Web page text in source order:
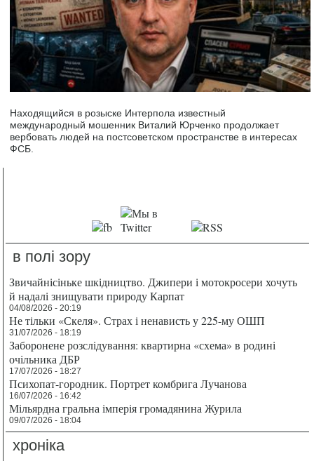
Находящийся в розыске Интерпола известный
международный мошенник Виталий Юрченко продолжает
вербовать людей на постсоветском пространстве в интересах
ФСБ.
в полі зору
Звичайнісіньке шкідництво. Джипери і мотокросери хочуть
й надалі знищувати природу Карпат
04/08/2026 - 20:19
Не тільки «Скеля». Страх і ненависть у 225-му ОШП
31/07/2026 - 18:19
Заборонене розслідування: квартирна «схема» в родині
очільника ДБР
17/07/2026 - 18:27
Психопат-городник. Портрет комбрига Лучанова
16/07/2026 - 16:42
Мільярдна гральна імперія громадянина Журила
09/07/2026 - 18:04
хроніка